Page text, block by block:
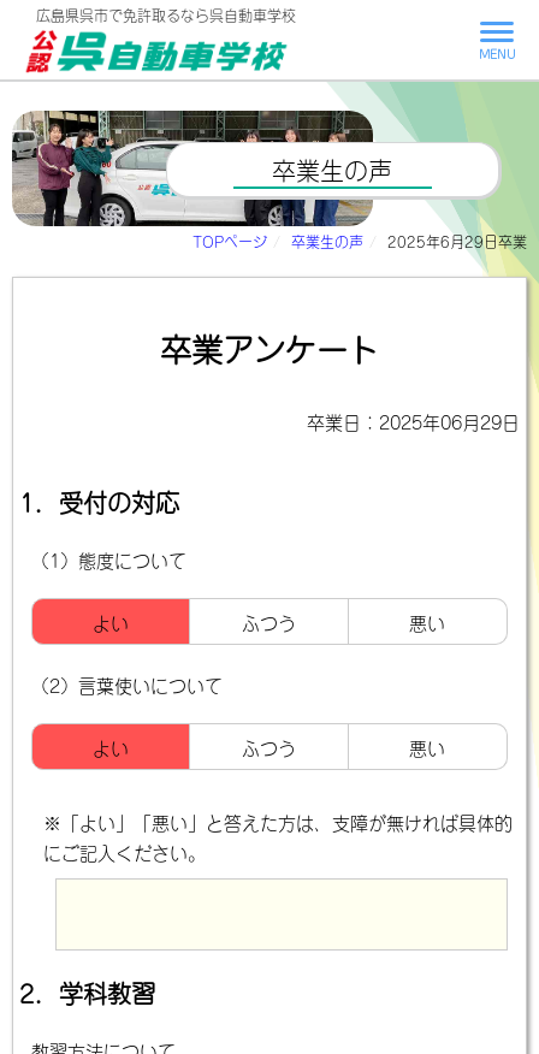
広島県呉市で免許取るなら呉自動車学校
卒業生の声
TOPページ 卒業生の声 2025年6月29日卒業
卒業アンケート
卒業日：2025年06月29日
1．受付の対応
（1）態度について
よい ふつう 悪い
（2）言葉使いについて
よい ふつう 悪い
※「よい」「悪い」と答えた方は、支障が無ければ具体的
にご記入ください。
2．学科教習
MENU